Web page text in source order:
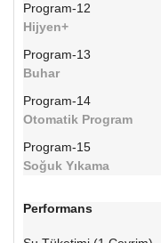
Program-12
Hijyen+
Program-13
Buhar
Program-14
Otomatik Program
Program-15
Soğuk Yıkama
Performans